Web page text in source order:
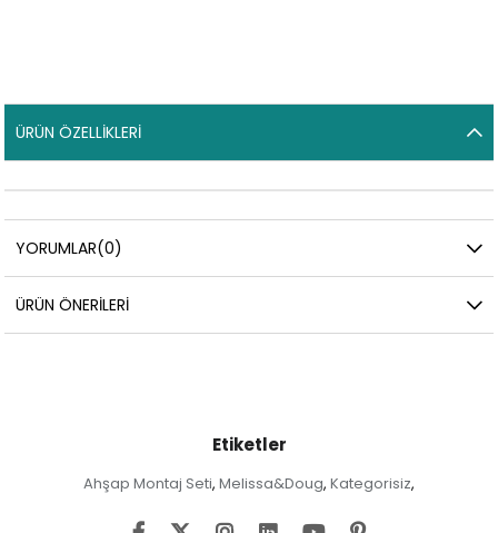
ÜRÜN ÖZELLIKLERI
YORUMLAR(0)
ÜRÜN ÖNERILERI
Etiketler
Ahşap Montaj Seti, Melissa&Doug, Kategorisiz,